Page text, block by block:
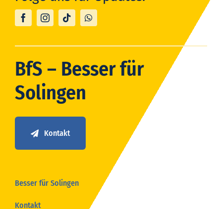
BfS – Besser für
Solingen
Kontakt
Besser für Solingen
Kontakt